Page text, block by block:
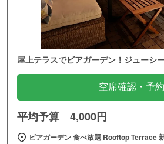
屋上テラスでビアガーデン！ジューシ
空席確認・予約
平均予算 4,000円
ビアガーデン 食べ放題 Rooftop Terrace